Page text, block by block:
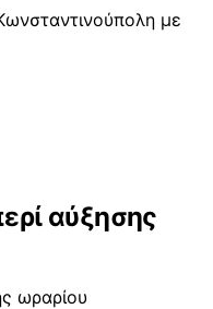
με
αύξησης
ωραρίου